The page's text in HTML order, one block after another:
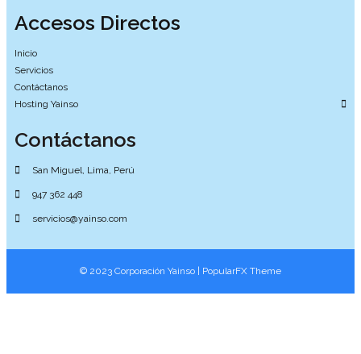
Accesos Directos
Inicio
Servicios
Contáctanos
Hosting Yainso
Contáctanos
San Miguel, Lima, Perú
947 362 448
servicios@yainso.com
© 2023 Corporación Yainso | PopularFX Theme